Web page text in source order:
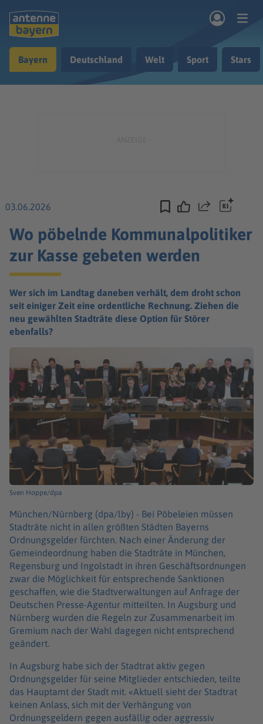
Musik & Radio
Bayern Deutschland Welt Sport Stars
03.06.2026 Teilen
Wo pöbelnde Kommunalpolitiker
zur Kasse gebeten werden
Wer sich im Landtag daneben verhält, dem droht schon
seit einiger Zeit eine ordentliche Rechnung. Ziehen die
neu gewählten Stadträte diese Option für Störer
ebenfalls?
Sven Hoppe/dpa
München/Nürnberg (dpa/lby) - Bei Pöbeleien müssen
Stadträte nicht in allen größten Städten Bayerns
Ordnungsgelder fürchten. Nach einer Änderung der
Gemeindeordnung haben die Stadträte in München,
Regensburg und Ingolstadt in ihren Geschäftsordnungen
zwar die Möglichkeit für entsprechende Sanktionen
geschaffen, wie die Stadtverwaltungen auf Anfrage der
Deutschen Presse-Agentur mitteilten. In Augsburg und
Nürnberg wurden die Regeln zur Zusammenarbeit im
Gremium nach der Wahl dagegen nicht entsprechend
geändert.
In Augsburg habe sich der Stadtrat aktiv gegen
Ordnungsgelder für seine Mitglieder entschieden, teilte
das Hauptamt der Stadt mit. «Aktuell sieht der Stadtrat
keinen Anlass, sich mit der Verhängung von
Ordnungsgeldern gegen ausfällig oder aggressiv